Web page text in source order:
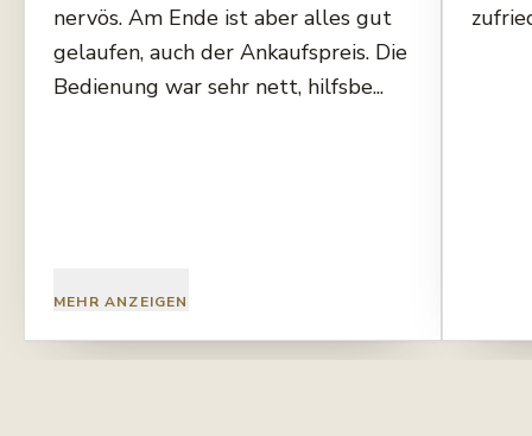
nervös. Am Ende ist aber alles gut
gelaufen, auch der Ankaufspreis. Die
Bedienung war sehr nett, hilfsbe...
MEHR ANZEIGEN